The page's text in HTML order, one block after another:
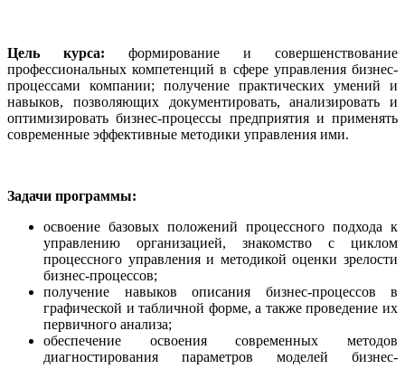
Цель курса: формирование и совершенствование
профессиональных компетенций в сфере управления бизнес-
процессами компании; получение практических умений и
навыков, позволяющих документировать, анализировать и
оптимизировать бизнес-процессы предприятия и применять
современные эффективные методики управления ими.
Задачи программы:
освоение базовых положений процессного подхода к
управлению организацией, знакомство с циклом
процессного управления и методикой оценки зрелости
бизнес-процессов;
получение навыков описания бизнес-процессов в
графической и табличной форме, а также проведение их
первичного анализа;
обеспечение освоения современных методов
диагностирования параметров моделей бизнес-